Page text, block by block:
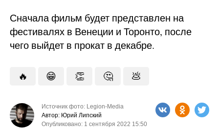
Сначала фильм будет представлен на
фестивалях в Венеции и Торонто, после
чего выйдет в прокат в декабре.
🔥 😁 👏 🤔 💩
Источник фото: Legion-Media
Автор: Юрий Липский
Опубликовано: 1 сентября 2022 15:50